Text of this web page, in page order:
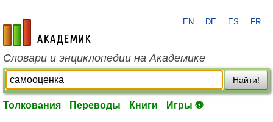
academic.ru
EN DE ES FR
Словари и энциклопедии на Академике
Найти!
Толкования Переводы Книги Игры ⚽